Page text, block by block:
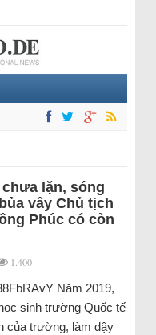
lặn, sóng
vây Chủ tịch
Phúc có còn
1.400
Năm 2019,
sinh trường Quốc tế
của trường, làm dậy